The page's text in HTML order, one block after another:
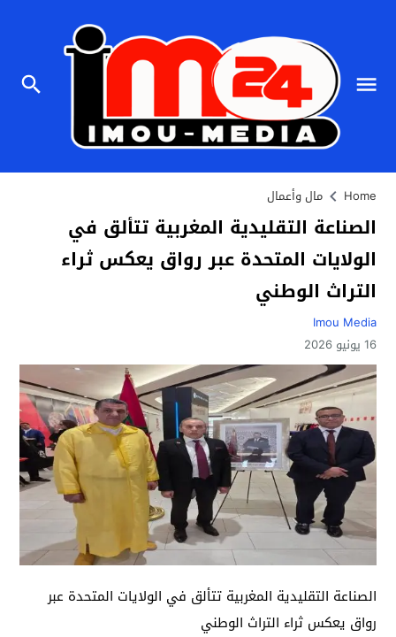
Home مال وأعمال
الصناعة التقليدية المغربية تتألق في
الولايات المتحدة عبر رواق يعكس ثراء
التراث الوطني
Imou Media
16 يونيو 2026
الصناعة التقليدية المغربية تتألق في الولايات المتحدة عبر
رواق يعكس ثراء التراث الوطني